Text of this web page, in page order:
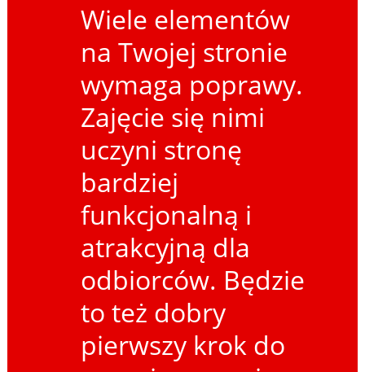
Wiele elementów
na Twojej stronie
wymaga poprawy.
Zajęcie się nimi
uczyni stronę
bardziej
funkcjonalną i
atrakcyjną dla
odbiorców. Będzie
to też dobry
pierwszy krok do